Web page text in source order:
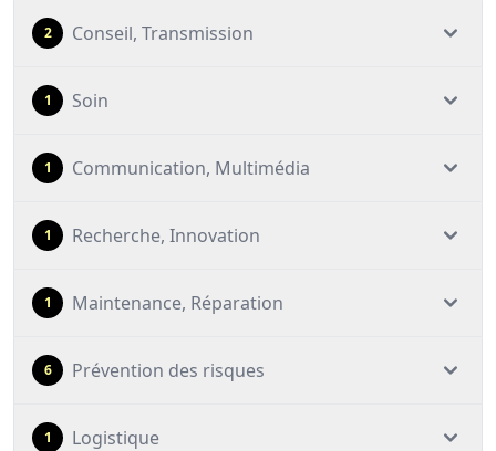
2 Conseil, Transmission
1 Soin
1 Communication, Multimédia
1 Recherche, Innovation
1 Maintenance, Réparation
6 Prévention des risques
1 Logistique